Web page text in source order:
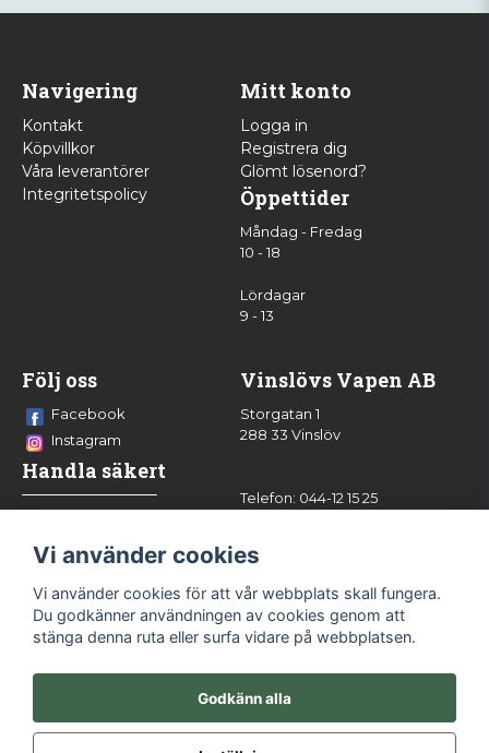
Navigering
Kontakt
Köpvillkor
Våra leverantörer
Integritetspolicy
Mitt konto
Logga in
Registrera dig
Glömt lösenord?
Öppettider
Måndag - Fredag
10 - 18
Lördagar
9 - 13
Följ oss
Facebook
Instagram
Handla säkert
Vinslövs Vapen AB
Storgatan 1
288 33 Vinslöv
Telefon: 044-12 15 25
Vi använder cookies
Vi använder cookies för att vår webbplats skall fungera.
Du godkänner användningen av cookies genom att
stänga denna ruta eller surfa vidare på webbplatsen.
Godkänn alla